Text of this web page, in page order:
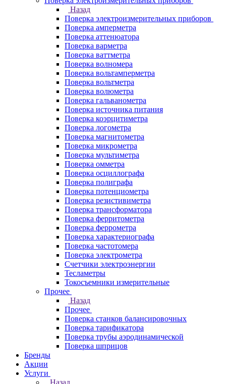
Назад
Поверка электроизмерительных приборов
Поверка амперметра
Поверка аттенюатора
Поверка варметра
Поверка ваттметра
Поверка волномера
Поверка вольтамперметра
Поверка вольтметра
Поверка волюметра
Поверка гальванометра
Поверка источника питания
Поверка коэрцитиметра
Поверка логометра
Поверка магнитометра
Поверка микрометра
Поверка мультиметра
Поверка омметра
Поверка осциллографа
Поверка полиграфа
Поверка потенциометра
Поверка резистивиметра
Поверка трансформатора
Поверка ферритометра
Поверка феррометра
Поверка характериографа
Поверка частотомера
Поверка электрометра
Счетчики электроэнергии
Тесламетры
Токосъемники измерительные
Прочее
Назад
Прочее
Поверка станков балансировочных
Поверка тарификатора
Поверка трубы аэродинамической
Поверка шприцов
Бренды
Акции
Услуги
Назад